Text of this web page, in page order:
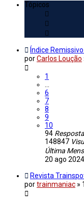
Tópicos
Índice
porCarlos Loução
1
6
7
8
9
10
94
148847
Última
20 ago
Revista
portrainmaniac »